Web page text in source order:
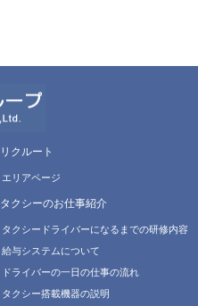
リクルート
エリアページ
タクシーのお仕事紹介
タクシードライバーになるまでの研修内容
給与システムについて
ドライバーの一日の仕事の流れ
タクシー搭載機器の説明